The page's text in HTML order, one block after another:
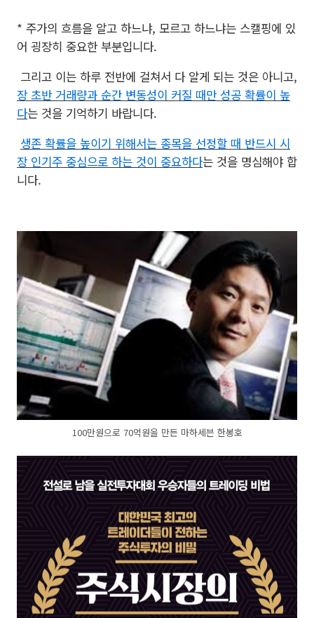
* 주가의 흐름을 알고 하느냐, 모르고 하느냐는 스캘핑에 있
어 굉장히 중요한 부분입니다.
그리고 이는 하루 전반에 걸쳐서 다 알게 되는 것은 아니고,
장 초반 거래량과 순간 변동성이 커질 때만 성공 확률이 높
다는 것을 기억하기 바랍니다.
생존 확률을 높이기 위해서는 종목을 선정할 때 반드시 시
장 인기주 중심으로 하는 것이 중요하다는 것을 명심해야 합
니다.
100만원으로 70억원을 만든 마하세븐 한봉호